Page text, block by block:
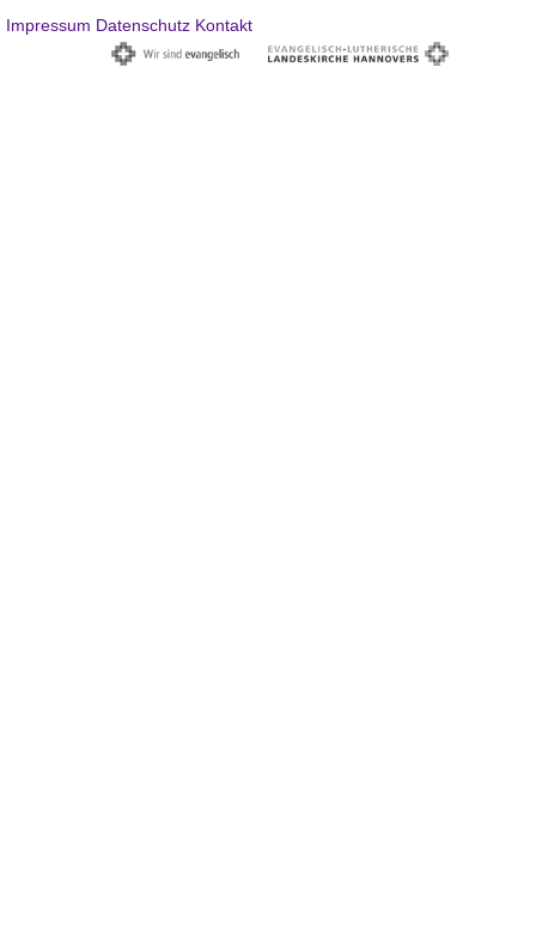
Impressum Datenschutz Kontakt